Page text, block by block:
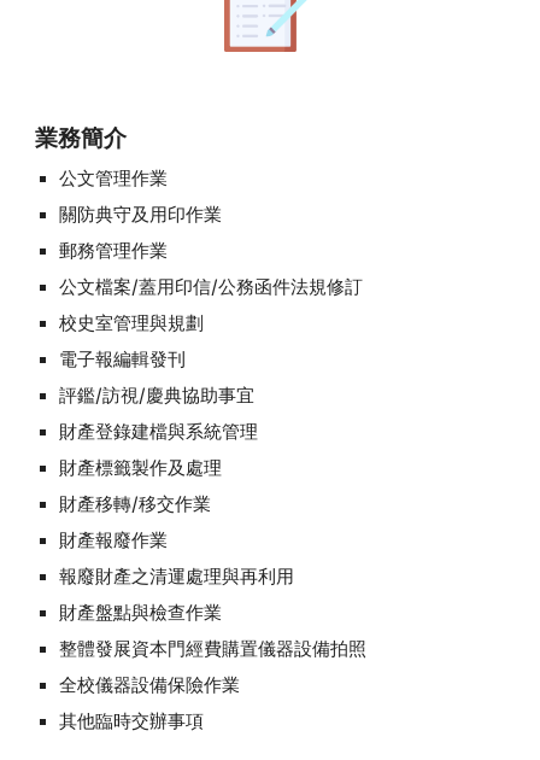
業務簡介
公文管理作業
關防典守及用印作業
郵務管理作業
公文檔案/蓋用印信/公務函件法規修訂
校史室管理與規劃
電子報編輯發刊
評鑑/訪視/慶典協助事宜
財產登錄建檔與系統管理
財產標籤製作及處理
財產移轉/移交作業
財產報廢作業
報廢財產之清運處理與再利用
財產盤點與檢查作業
整體發展資本門經費購置儀器設備拍照
全校儀器設備保險作業
其他臨時交辦事項